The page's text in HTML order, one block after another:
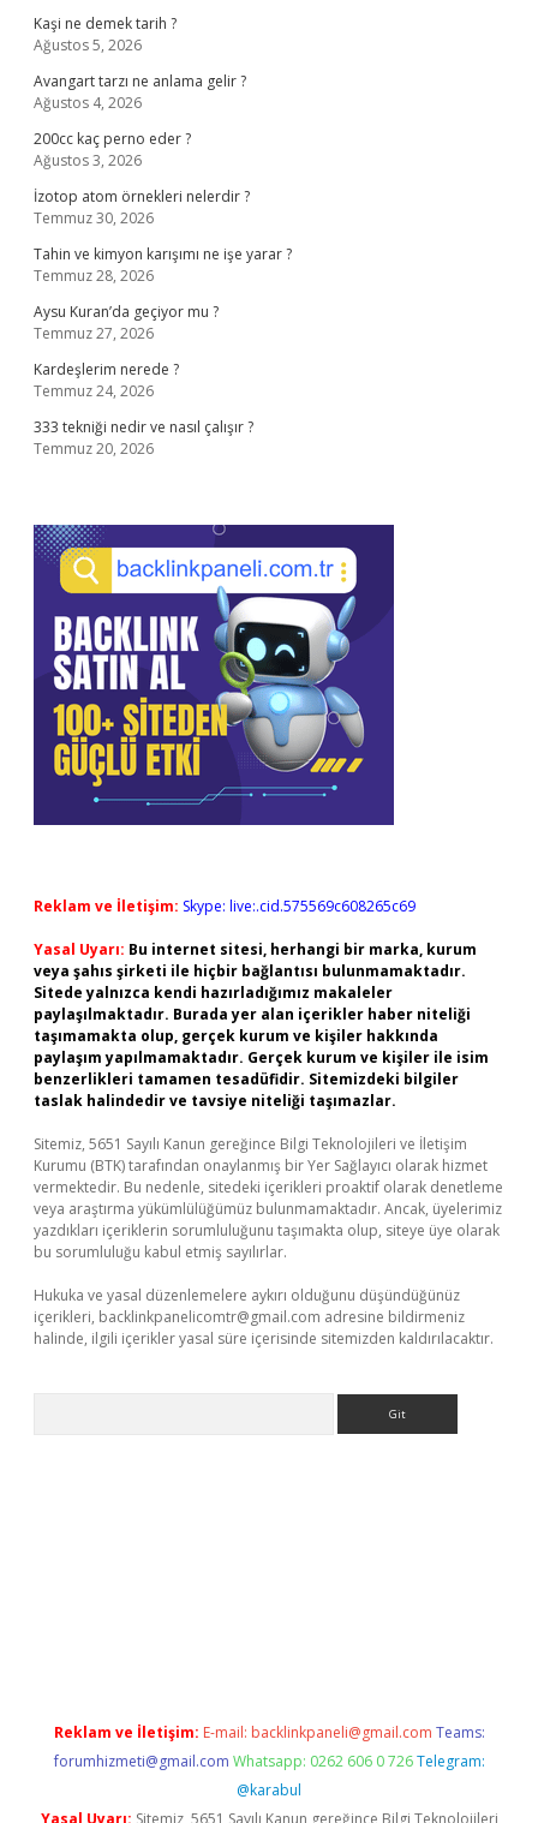
Kaşi ne demek tarih ?
Ağustos 5, 2026
Avangart tarzı ne anlama gelir ?
Ağustos 4, 2026
200cc kaç perno eder ?
Ağustos 3, 2026
İzotop atom örnekleri nelerdir ?
Temmuz 30, 2026
Tahin ve kimyon karışımı ne işe yarar ?
Temmuz 28, 2026
Aysu Kuran’da geçiyor mu ?
Temmuz 27, 2026
Kardeşlerim nerede ?
Temmuz 24, 2026
333 tekniği nedir ve nasıl çalışır ?
Temmuz 20, 2026
Reklam ve İletişim: Skype: live:.cid.575569c608265c69
Yasal Uyarı: Bu internet sitesi, herhangi bir marka, kurum
veya şahıs şirketi ile hiçbir bağlantısı bulunmamaktadır.
Sitede yalnızca kendi hazırladığımız makaleler
paylaşılmaktadır. Burada yer alan içerikler haber niteliği
taşımamakta olup, gerçek kurum ve kişiler hakkında
paylaşım yapılmamaktadır. Gerçek kurum ve kişiler ile isim
benzerlikleri tamamen tesadüfidir. Sitemizdeki bilgiler
taslak halindedir ve tavsiye niteliği taşımazlar.
Sitemiz, 5651 Sayılı Kanun gereğince Bilgi Teknolojileri ve İletişim
Kurumu (BTK) tarafından onaylanmış bir Yer Sağlayıcı olarak hizmet
vermektedir. Bu nedenle, sitedeki içerikleri proaktif olarak denetleme
veya araştırma yükümlülüğümüz bulunmamaktadır. Ancak, üyelerimiz
yazdıkları içeriklerin sorumluluğunu taşımakta olup, siteye üye olarak
bu sorumluluğu kabul etmiş sayılırlar.
Hukuka ve yasal düzenlemelere aykırı olduğunu düşündüğünüz
içerikleri, backlinkpanelicomtr@gmail.com adresine bildirmeniz
halinde, ilgili içerikler yasal süre içerisinde sitemizden kaldırılacaktır.
Reklam ve İletişim: E-mail: backlinkpaneli@gmail.com Teams:
forumhizmeti@gmail.com Whatsapp: 0262 606 0 726 Telegram:
@karabul
Yasal Uyarı: Sitemiz, 5651 Sayılı Kanun gereğince Bilgi Teknolojileri